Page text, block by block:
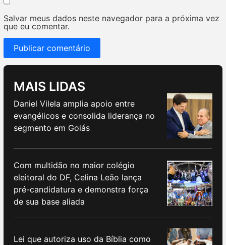
Salvar meus dados neste navegador para a próxima vez
que eu comentar.
MAIS LIDAS
Daniel Vilela amplia apoio entre
evangélicos e consolida liderança no
segmento em Goiás
Com multidão no maior colégio
eleitoral do DF, Celina Leão lança
pré-candidatura e demonstra força
de sua base aliada
Lei que autoriza uso da Bíblia como